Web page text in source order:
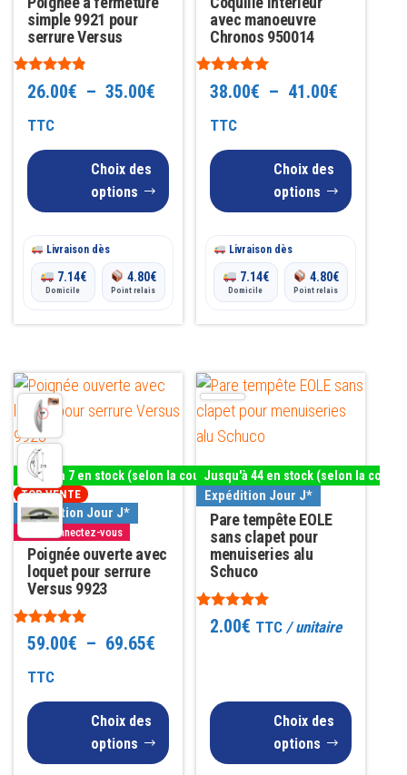
simple 9921 pour
serrure Versus
Note
4.6926.00€ – 35.00€
prix :
26.00€
TTC
Choix des
options
peuvent
être
choisies
sur
page
du
Livraison dès
7.14€
Domicile
4.80€
Point relais
avec manoeuvre
Chronos 950014
Note
4.83
38.00€ – 41.00€Plage
prix :
38.00€
TTC
Choix des
options
peuvent
être
choisies
sur
page
du
Livraison dès
7.14€
Domicile
4.80€
Point relais
Jusqu'à 7 en stock (selon la couleur)
Expédition Jour J*
Pro : Connectez-vous
Poignée ouverte avec
loquet pour serrure
Versus 9923
Note
4.89
59.00€ – 69.65€
prix :
59.00€
TTC
Choix des
options
Ce
produit
a
plusieurs
variations.
Les
options
peuvent
être
choisies
sur
du
Jusqu'à 44 en stock (selon la
Expédition Jour J*
Pare tempête EOLE
sans clapet pour
menuiseries alu
Schuco
Note
4.862.00€ TTC/ unitaire
Choix des
options
Ce
produit
a
variations.
Les
options
peuvent
être
sur
du